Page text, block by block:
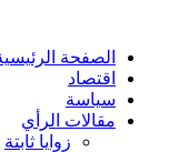
الصفحة
اقتصاد
سياسة
مقالات الرأي
زوايا ثابتة